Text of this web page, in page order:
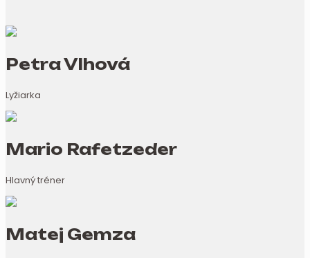
Petra Vlhová
Lyžiarka
Mario Rafetzeder
Hlavný tréner
Matej Gemza